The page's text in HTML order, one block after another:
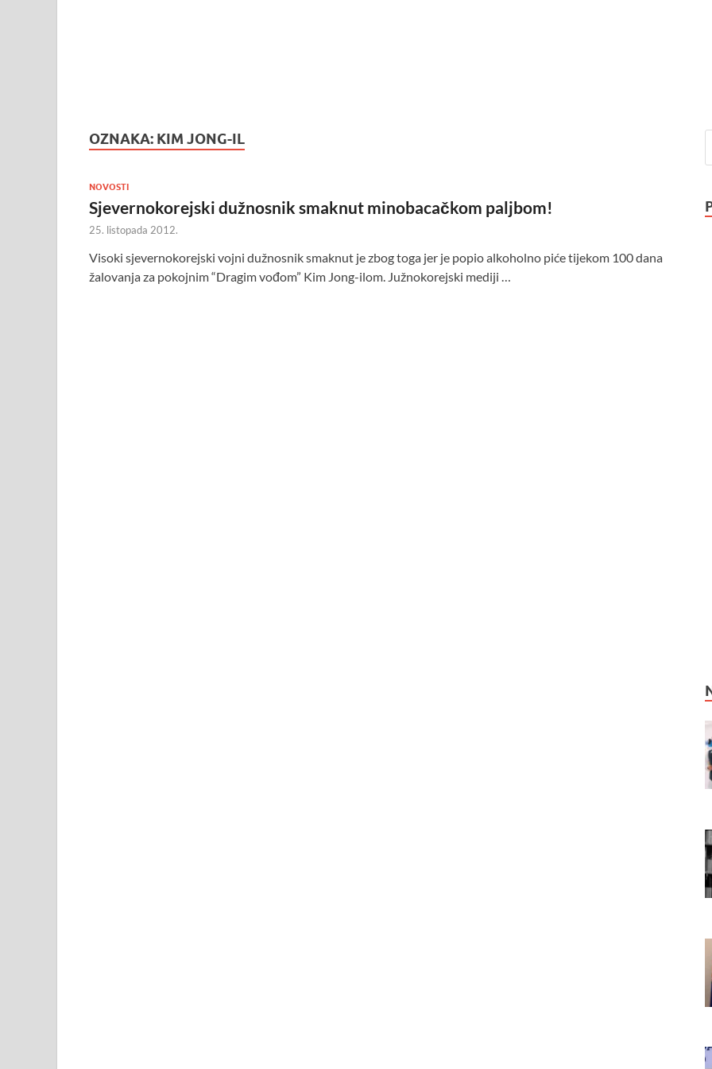
OZNAKA: KIM JONG-IL
NOVOSTI
Sjevernokorejski dužnosnik smaknut minobacačkom paljbom!
25. listopada 2012.
Visoki sjevernokorejski vojni dužnosnik smaknut je zbog toga jer je popio alkoholno piće tijekom 100 dana
žalovanja za pokojnim “Dragim vođom” Kim Jong-ilom. Južnokorejski mediji …